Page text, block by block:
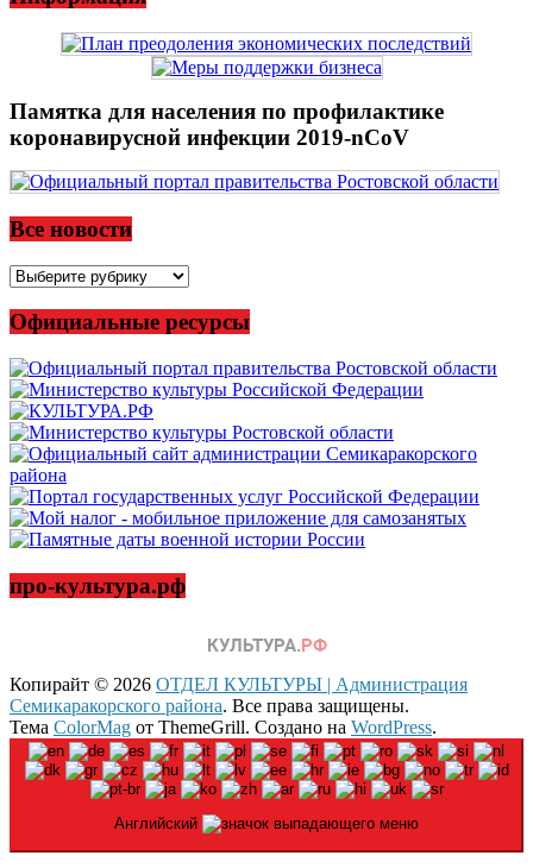
Памятка для населения по профилактике
коронавирусной инфекции 2019-nCoV
Все новости
Все
Официальные ресурсы
про-культура.рф
Копирайт © 2026 ОТДЕЛ КУЛЬТУРЫ | Администрация
Семикаракорского района. Все права защищены.
Тема ColorMag от ThemeGrill. Создано на WordPress.
Английский